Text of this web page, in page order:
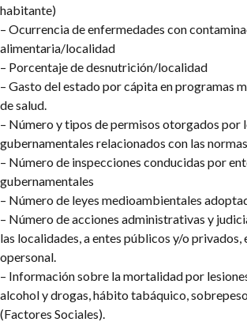
habitante)
– Ocurrencia de enfermedades con
alimentaria/localidad
– Porcentaje de desnutrición/localidad
– Gasto del estado por cápita en programas
de salud.
– Número y tipos de permisos otorgados por
gubernamentales relacionados con las
– Número de inspecciones conducidas por
gubernamentales
– Número de leyes medioambientales
– Número de acciones administrativas y
las localidades, a entes públicos y/o privados,
opersonal.
– Información sobre la mortalidad por
alcohol y drogas, hábito tabáquico,
(Factores Sociales).